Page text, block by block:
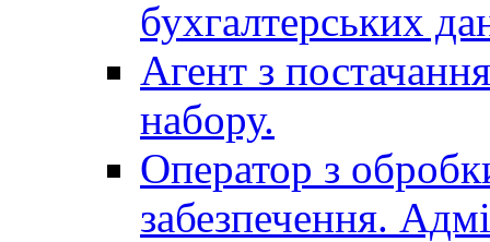
бухгалтерських
Агент з
набору.
Оператор з
забезпечення.